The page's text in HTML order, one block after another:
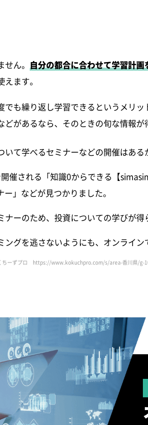
ん。 自分の都合に合わせて学習計
ます。
も繰り返し学習できるというメリ
があるなら、そのときの旬な情報が
て学べるセミナーなどの開催はある
催される「知識0からできる【
」などが見つかりました。
ーのため、投資についての学びが得
グを逃さないようにも、オンライン
ちーずプロ https://www.kokuchpro.com/s/area-香川県/g-